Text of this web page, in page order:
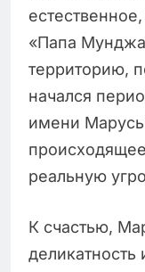
«Папа
территорию,
начался
имени
реальную
К счастью,
деликатность